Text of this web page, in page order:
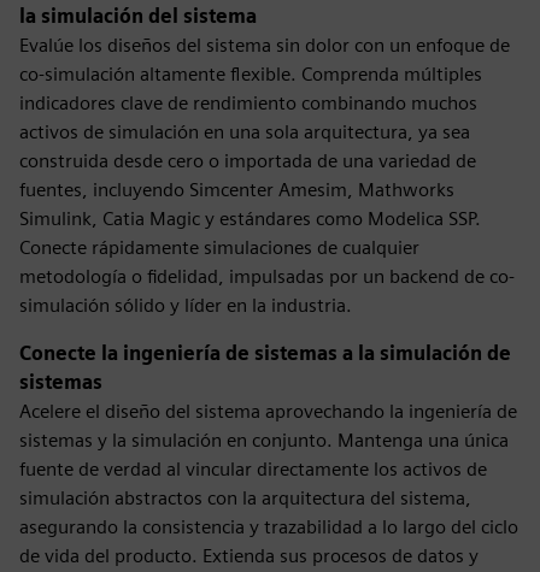
la simulación del sistema
Evalúe los diseños del sistema sin dolor con un enfoque de
co-simulación altamente flexible. Comprenda múltiples
indicadores clave de rendimiento combinando muchos
activos de simulación en una sola arquitectura, ya sea
construida desde cero o importada de una variedad de
fuentes, incluyendo Simcenter Amesim, Mathworks
Simulink, Catia Magic y estándares como Modelica SSP.
Conecte rápidamente simulaciones de cualquier
metodología o fidelidad, impulsadas por un backend de co-
simulación sólido y líder en la industria.
Conecte la ingeniería de sistemas a la simulación de
sistemas
Acelere el diseño del sistema aprovechando la ingeniería de
sistemas y la simulación en conjunto. Mantenga una única
fuente de verdad al vincular directamente los activos de
simulación abstractos con la arquitectura del sistema,
asegurando la consistencia y trazabilidad a lo largo del ciclo
de vida del producto. Extienda sus procesos de datos y